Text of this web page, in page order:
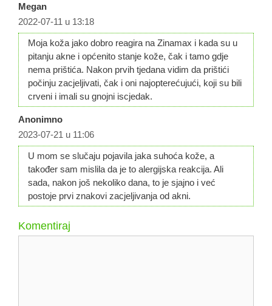
Megan
2022-07-11 u 13:18
Moja koža jako dobro reagira na Zinamax i kada su u
pitanju akne i općenito stanje kože, čak i tamo gdje
nema prištića. Nakon prvih tjedana vidim da prištići
počinju zacjeljivati, čak i oni najopterećujući, koji su bili
crveni i imali su gnojni iscjedak.
Anonimno
2023-07-21 u 11:06
U mom se slučaju pojavila jaka suhoća kože, a
također sam mislila da je to alergijska reakcija. Ali
sada, nakon još nekoliko dana, to je sjajno i već
postoje prvi znakovi zacjeljivanja od akni.
Komentiraj